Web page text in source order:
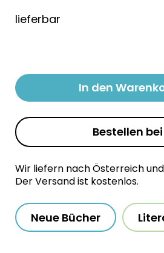
lieferbar
In den
Bestellen bei
Wir liefern nach Österreich
Der Versand ist kostenlos.
Neue Bücher